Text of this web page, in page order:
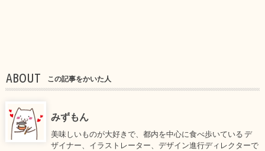
ABOUT この記事をかいた人
みずもん
美味しいものが大好きで、都内を中心に食べ歩いている デ
ザイナー、イラストレーター、デザイン進行ディレクターで